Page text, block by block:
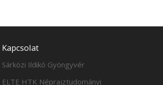
Kapcsolat
Sárközi Ildikó Gyöngyvér
ELTE HTK Néprajztudományi